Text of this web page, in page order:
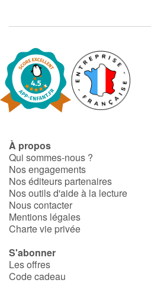
Blog
Actualités
Par thématique
Rencontres et témoignages
Autour de la lecture
Apprendre à lire
Livre audio
Activités et ateliers
Apprendre les langues
À propos
Qui sommes-nous ?
Nos engagements
Nos éditeurs partenaires
Nos outils d'aide à la lecture
Nous contacter
Mentions légales
Charte vie privée
S'abonner
Les offres
Code cadeau